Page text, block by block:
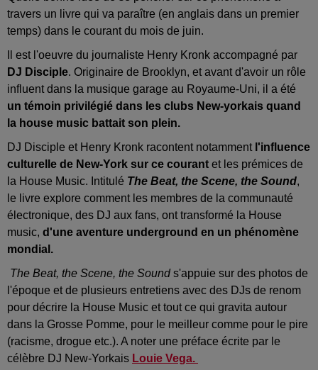
travers un livre qui va paraître (en anglais dans un premier
temps) dans le courant du mois de juin.
Il est l'oeuvre du journaliste Henry Kronk accompagné par
DJ Disciple. Originaire de Brooklyn, et avant d'avoir un rôle
influent dans la musique garage au Royaume-Uni, il a été
un témoin privilégié dans les clubs New-yorkais quand
la house music battait son plein.
DJ Disciple et Henry Kronk racontent notammentl'influence
culturelle de New-York sur ce courant et les prémices de
la House Music. Intitulé The Beat, the Scene, the Sound,
le livre explore comment les membres de la communauté
électronique, des DJ aux fans, ont transformé la House
music, d'une aventure underground en un phénomène
mondial.
The Beat, the Scene, the Sounds'appuie sur des photos de
l'époque et de plusieurs entretiens avec des DJs de renom
pour décrire la House Music et tout ce qui gravita autour
dans la Grosse Pomme, pour le meilleur comme pour le pire
(racisme, drogue etc.). A noter une préface écrite par le
célèbre DJ New-Yorkais Louie Vega.